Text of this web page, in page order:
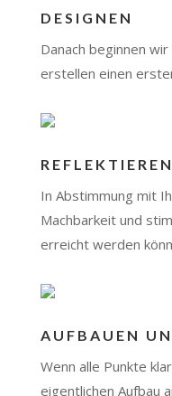
DESIGNEN
Danach beginnen
erstellen einen
REFLEKTIEREN
In Abstimmung mit
Machbarkeit und
erreicht werden
AUFBAUEN
Wenn alle Punkte
eigentlichen Aufbau